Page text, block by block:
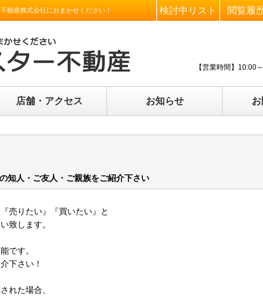
動産株式会社におまかせください！ 検討中リスト 閲覧履
【営業時間】 10:00
店舗・アクセス お知らせ
人・ご友人・ご親族をご紹介下さい
売りたい』『買いたい』と
致します。
です。
下さい！
れた場合、